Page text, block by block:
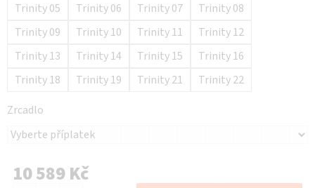
Trinity 05
Trinity 06 Trinity 07
Trinity 08
Trinity 09
Trinity 10 Trinity 11
Trinity 12
Trinity 13
Trinity 14 Trinity 15
Trinity 16
Trinity 18
Trinity 19 Trinity 21
Trinity 22
Zrcadlo
10 589 Kč